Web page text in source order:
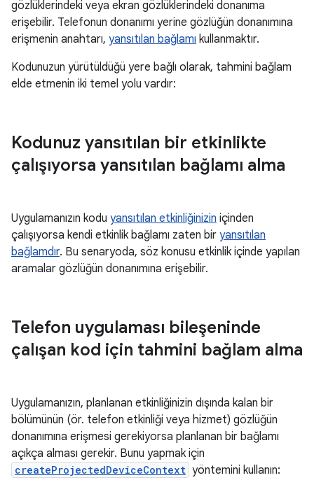
gözlüklerindeki veya ekran gözlüklerindeki donanıma
erişebilir. Telefonun donanımı yerine gözlüğün donanımına
erişmenin anahtarı, yansıtılan bağlamı kullanmaktır.
Kodunuzun yürütüldüğü yere bağlı olarak, tahmini bağlam
elde etmenin iki temel yolu vardır:
Kodunuz yansıtılan bir etkinlikte
çalışıyorsa yansıtılan bağlamı alma
Uygulamanızın kodu yansıtılan etkinliğinizin içinden
çalışıyorsa kendi etkinlik bağlamı zaten bir yansıtılan
bağlamdır. Bu senaryoda, söz konusu etkinlik içinde yapılan
aramalar gözlüğün donanımına erişebilir.
Telefon uygulaması bileşeninde
çalışan kod için tahmini bağlam alma
Uygulamanızın, planlanan etkinliğinizin dışında kalan bir
bölümünün (ör. telefon etkinliği veya hizmet) gözlüğün
donanımına erişmesi gerekiyorsa planlanan bir bağlamı
açıkça alması gerekir. Bunu yapmak için
createProjectedDeviceContext yöntemini kullanın: